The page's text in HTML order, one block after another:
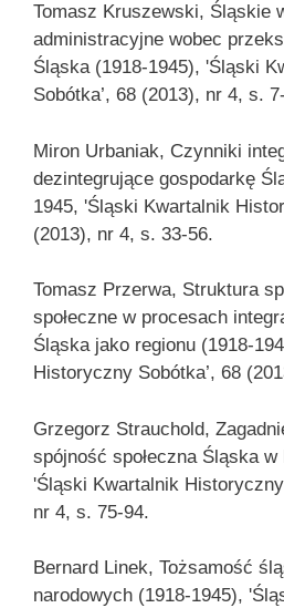
Tomasz Kruszewski, Śląskie
administracyjne wobec
Śląska (1918-1945), 'Śląski
Sobótka’, 68 (2013), nr 4, s.
Miron Urbaniak, Czynniki
dezintegrujące gospodarkę
1945, 'Śląski Kwartalnik
(2013), nr 4, s. 33-56.
Tomasz Przerwa, Struktura
społeczne w procesach
Śląska jako regionu (1918-
Historyczny Sobótka’, 68
Grzegorz Strauchold,
spójność społeczna Śląska
'Śląski Kwartalnik
nr 4, s. 75-94.
Bernard Linek, Tożsamość
narodowych (1918-1945),